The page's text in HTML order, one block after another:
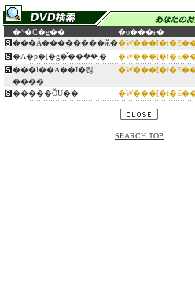
�^�C�g�� �o���ғ�
���Ȃ��������ӂ�
�A�p�[�g�̌��݂��܂�
���l��A��I�킪
����
�����ŎU��
SEARCH TOP